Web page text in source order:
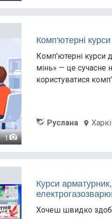
1
Комп'ютерні
Комп'ютерні курси
мінь» — це сучасне
користуватися
Руслана
Курси
Хочеш швидко